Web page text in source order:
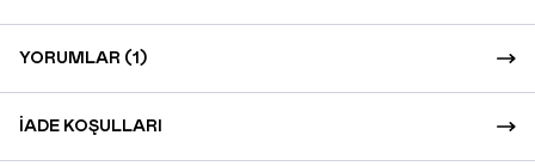
YORUMLAR (1)
İADE KOŞULLARI